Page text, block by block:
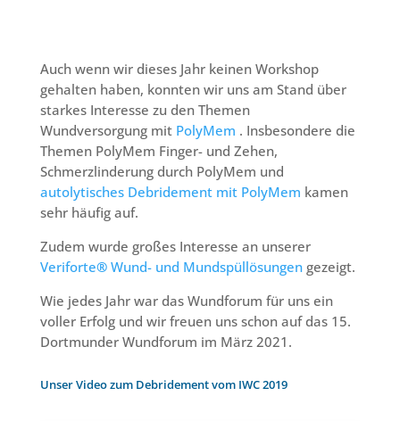
Auch wenn wir dieses Jahr keinen Workshop
gehalten haben, konnten wir uns am Stand über
starkes Interesse zu den Themen
Wundversorgung mit PolyMem . Insbesondere die
Themen PolyMem Finger- und Zehen,
Schmerzlinderung durch PolyMem und
autolytisches Debridement mit PolyMem kamen
sehr häufig auf.
Zudem wurde großes Interesse an unserer
Veriforte®Wund- und Mundspüllösungengezeigt.
Wie jedes Jahr war das Wundforum für uns ein
voller Erfolg und wir freuen uns schon auf das 15.
Dortmunder Wundforum im März 2021.
Unser Video zum Debridement vom IWC 2019